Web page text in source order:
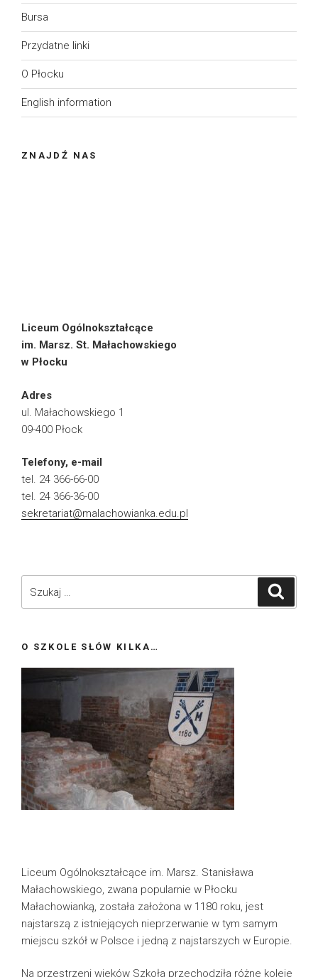
Bursa
Przydatne linki
O Płocku
English information
ZNAJDŹ NAS
Liceum Ogólnokształcące
im. Marsz. St. Małachowskiego
w Płocku
Adres
ul. Małachowskiego 1
09-400 Płock
Telefony, e-mail
tel. 24 366-66-00
tel. 24 366-36-00
sekretariat@malachowianka.edu.pl
O SZKOLE SŁÓW KILKA…
Liceum Ogólnokształcące im. Marsz. Stanisława
Małachowskiego, zwana popularnie w Płocku
Małachowianką, została założona w 1180 roku, jest
najstarszą z istniejących nieprzerwanie w tym samym
miejscu szkół w Polsce i jedną z najstarszych w Europie.
Na przestrzeni wieków Szkoła przechodziła różne koleje